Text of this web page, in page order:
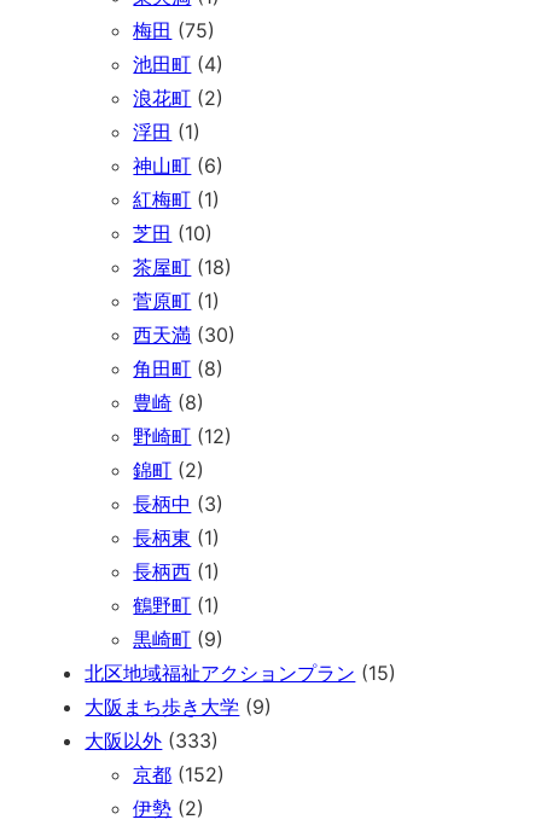
梅田 (75)
池田町 (4)
浪花町 (2)
浮田 (1)
神山町 (6)
紅梅町 (1)
芝田 (10)
茶屋町 (18)
菅原町 (1)
西天満 (30)
角田町 (8)
豊崎 (8)
野崎町 (12)
錦町 (2)
長柄中 (3)
長柄東 (1)
長柄西 (1)
鶴野町 (1)
黒崎町 (9)
北区地域福祉アクションプラン (15)
大阪まち歩き大学 (9)
大阪以外 (333)
京都 (152)
伊勢 (2)